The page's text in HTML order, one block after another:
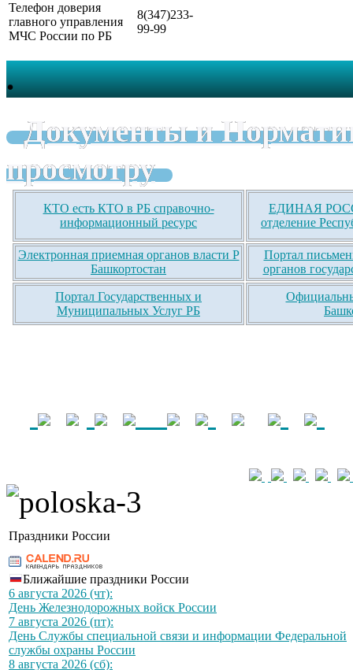
Телефон доверия
главного управления
МЧС России по РБ
8(347)233-
99-99
.
Документы и
просмотру
КТО есть КТО в РБ справочно-
информационный ресурс
ЕДИНАЯ
отделение
Электронная приемная органов власти Р
Башкортостан
Портал
органов
Портал Государственных и
Муниципальных Услуг РБ
Праздники России
Ближайшие праздники России
6 августа 2026 (чт):
День Железнодорожных войск России
7 августа 2026 (пт):
День Службы специальной связи и информации Федеральной
службы охраны России
8 августа 2026 (сб):